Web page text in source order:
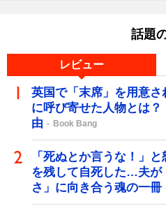
話題
レビュー
英国で「末席」を用意さ
に呼び寄せた人物とは
由
Book Bang
「死ぬとか言うな！」
を残して自死した…夫が
さ」に向き合う魂の一冊